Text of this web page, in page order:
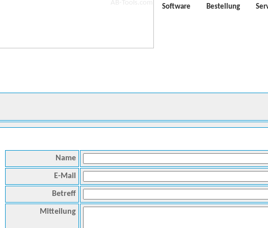
Software Bestellung
Name
E-Mail
Betreff
Mitteilung